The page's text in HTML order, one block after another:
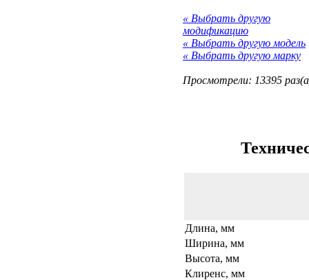
« Выбрать другую
модификацию
« Выбрать другую модель
« Выбрать другую марку
Просмотрели: 13395
Длина, мм
Ширина, мм
Высота, мм
Клиренс, мм